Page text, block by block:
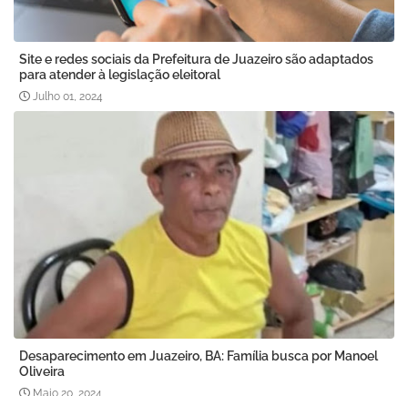
Site e redes sociais da Prefeitura de Juazeiro são adaptados
para atender à legislação eleitoral
Julho 01, 2024
Desaparecimento em Juazeiro, BA: Família busca por Manoel
Oliveira